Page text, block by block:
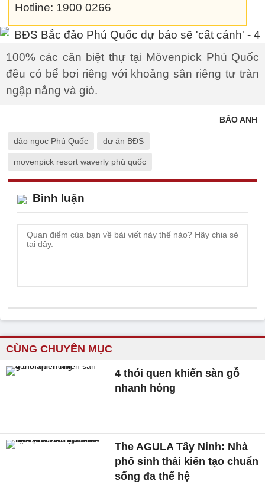
Hotline: 1900 0266
100% các căn biệt thự tại Mövenpick Phú Quốc
đều có bể bơi riêng với khoảng sân riêng tư tràn
ngập nắng và gió.
BẢO ANH
đảo ngọc Phú Quốc dự án BĐS
movenpick resort waverly phú quốc
Bình luận
CÙNG CHUYÊN MỤC
4 thói quen khiến sàn gỗ
nhanh hỏng
The AGULA Tây Ninh: Nhà
phố sinh thái kiến tạo chuẩn
sống đa thế hệ